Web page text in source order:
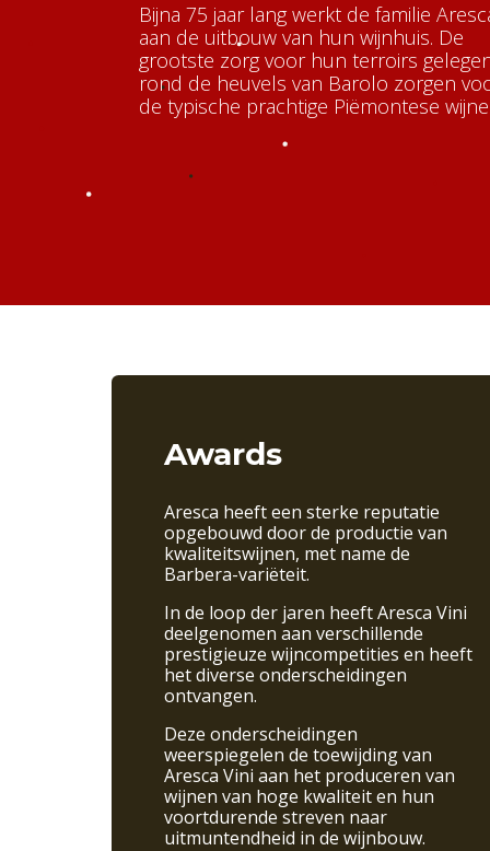
Bijna 75 jaar lang werkt de familie
aan de uitbouw van hun wijnhuis. De
grootste zorg voor hun terroirs
rond de heuvels van Barolo zorgen
de typische prachtige Piëmontese
Awards
Aresca heeft een sterke reputatie
opgebouwd door de productie van
kwaliteitswijnen, met name de
Barbera-variëteit.
In de loop der jaren heeft Aresca Vini
deelgenomen aan verschillende
prestigieuze wijncompetities en heeft
het diverse onderscheidingen
ontvangen.
Deze onderscheidingen
weerspiegelen de toewijding van
Aresca Vini aan het produceren van
wijnen van hoge kwaliteit en hun
voortdurende streven naar
uitmuntendheid in de wijnbouw.